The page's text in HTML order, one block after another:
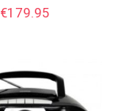
€179.95